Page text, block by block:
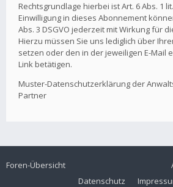
Rechtsgrundlage hierbei ist Art. 6 Abs. 1
Einwilligung in dieses Abonnement
Abs. 3 DSGVO jederzeit mit Wirkung für
Hierzu müssen Sie uns lediglich über
setzen oder den in der jeweiligen E-Mail
Link betätigen.
Muster-Datenschutzerklärung der
Partner
Foren-Übersicht
Datenschutz